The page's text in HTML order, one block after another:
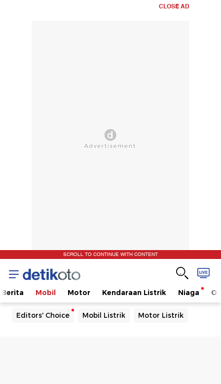
CLOSE AD
SCROLL TO CONTINUE WITH CONTENT
Berita Mobil Motor Kendaraan Listrik Niaga
Editors' Choice Mobil Listrik Motor Listrik